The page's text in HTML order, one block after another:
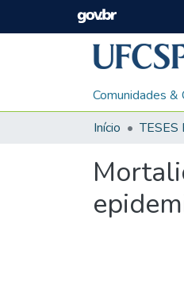
Comunidades &
Início
TESES